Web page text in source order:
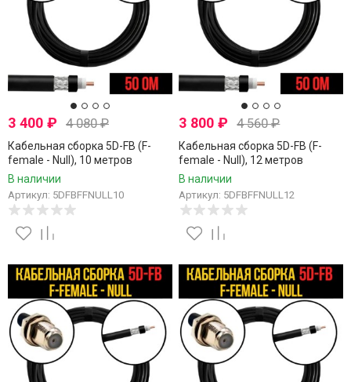
3 400 ₽ 4 080₽
Кабельная сборка 5D-FB (F-
female - Null), 10 метров
В наличии
Артикул: 5DFBFFNULL10
3 800₽ 4 560₽
Кабельная сборка 5D-FB (F-
female - Null), 12 метров
В наличии
Артикул: 5DFBFFNULL12